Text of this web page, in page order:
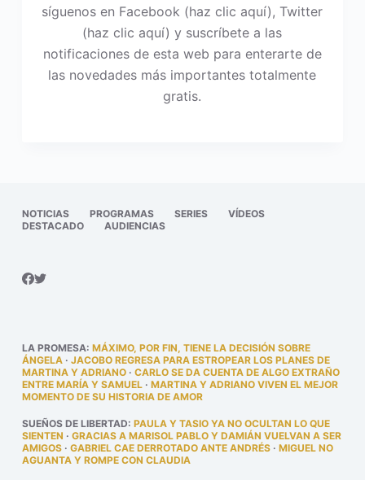
síguenos en Facebook (haz clic aquí), Twitter
(haz clic aquí) y suscríbete a las
notificaciones de esta web para enterarte de
las novedades más importantes totalmente
gratis.
NOTICIAS PROGRAMAS SERIES
VÍDEOS
DESTACADO
AUDIENCIAS
LA PROMESA: MÁXIMO, POR FIN, TIENE LA DECISIÓN SOBRE
ÁNGELA· JACOBO REGRESA PARA ESTROPEAR LOS PLANES DE
MARTINA Y ADRIANO· CARLO SE DA CUENTA DE ALGO EXTRAÑO
ENTRE MARÍA Y SAMUEL· MARTINA Y ADRIANO VIVEN EL MEJOR
MOMENTO DE SU HISTORIA DE AMOR
SUEÑOS DE LIBERTAD: PAULA Y TASIO YA NO OCULTAN LO QUE
SIENTEN · GRACIAS A MARISOL PABLO Y DAMIÁN VUELVAN A SER
AMIGOS· GABRIEL CAE DERROTADO ANTE ANDRÉS· MIGUEL NO
AGUANTA Y ROMPE CON CLAUDIA